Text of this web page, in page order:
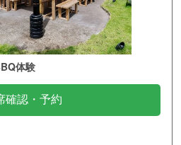
体験
確認・予約